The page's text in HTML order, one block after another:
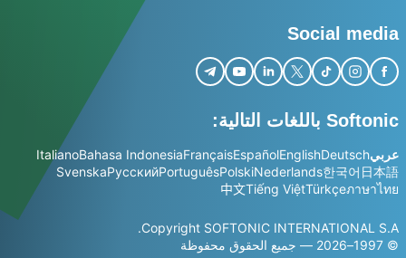
Social media
Softonic باللغات التالية:
عربيDeutsch
English
Español
Français
Bahasa Indonesia
Italiano
日本語
한국어
Nederlands
Polski
Português
Русский
Svenska
ภาษาไทย
Türkçe
Tiếng Việt
中文
Copyright SOFTONIC INTERNATIONAL S.A.
© 1997–2026 — جميع الحقوق محفوظة